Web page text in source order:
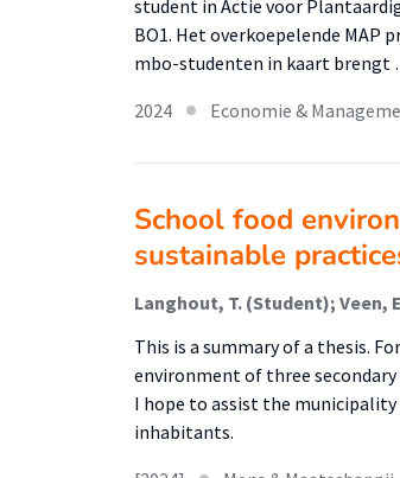
student in Actie voor
BO1. Het overkoepelende MAP
mbo-studenten in kaart brengt
2024
Economie &
School food
sustainable
Langhout, T. (Student); Veen,
This is a summary of a thesis.
environment of three
I hope to assist the
inhabitants.